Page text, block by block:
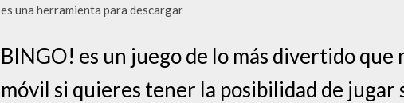
es una herramienta para descargar
BINGO! es un juego de lo más divertido que
móvil si quieres tener la posibilidad de jugar